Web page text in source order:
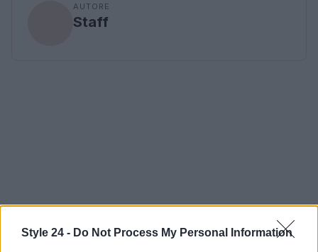
Style 24 - Do Not Process My Personal Information
AUTORE
Staff